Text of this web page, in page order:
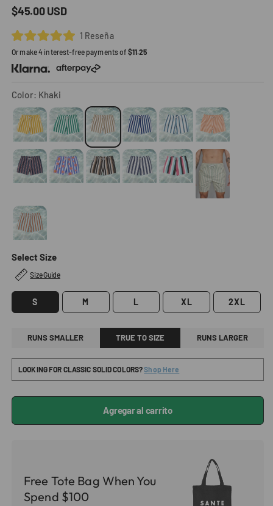
Precio
habitual
$45.00 USD
5.0
de
5
estrellas
1 ReseñaHaz
clic
reseñas
Or make 4 interest-free payments of $11.25
Color: Khaki
Select Size
Size Guide
S M L XL 2XL
RUNS SMALLER TRUE TO SIZE RUNS LARGER
LOOKING FOR CLASSIC SOLID COLORS?Shop Here
Agregar al carrito
Free Tote Bag When You
Spend $100